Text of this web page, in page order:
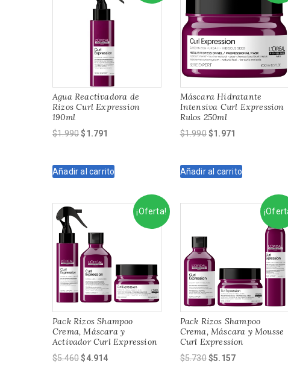
Agua Reactivadora de
Rizos Curl Expression
190ml
$1.990El
era:
$1.791
es:
Añadir al carrito
Máscara Hidratante
Intensiva Curl Expression
Rulos 250ml
$1.990El
era:
$1.971
es:
Añadir al carrito
¡Oferta!
Pack Rizos Shampoo
Crema, Máscara y
Activador Curl Expression
$5.460El
$4.914El
Pack Rizos Shampoo
Crema, Máscara y Mousse
Curl Expression
$5.730El
$5.157El